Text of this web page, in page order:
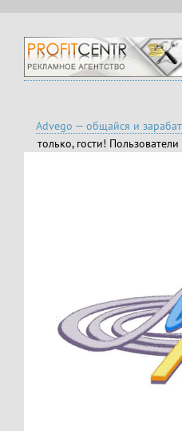
Advego — общайся и
только, гости!